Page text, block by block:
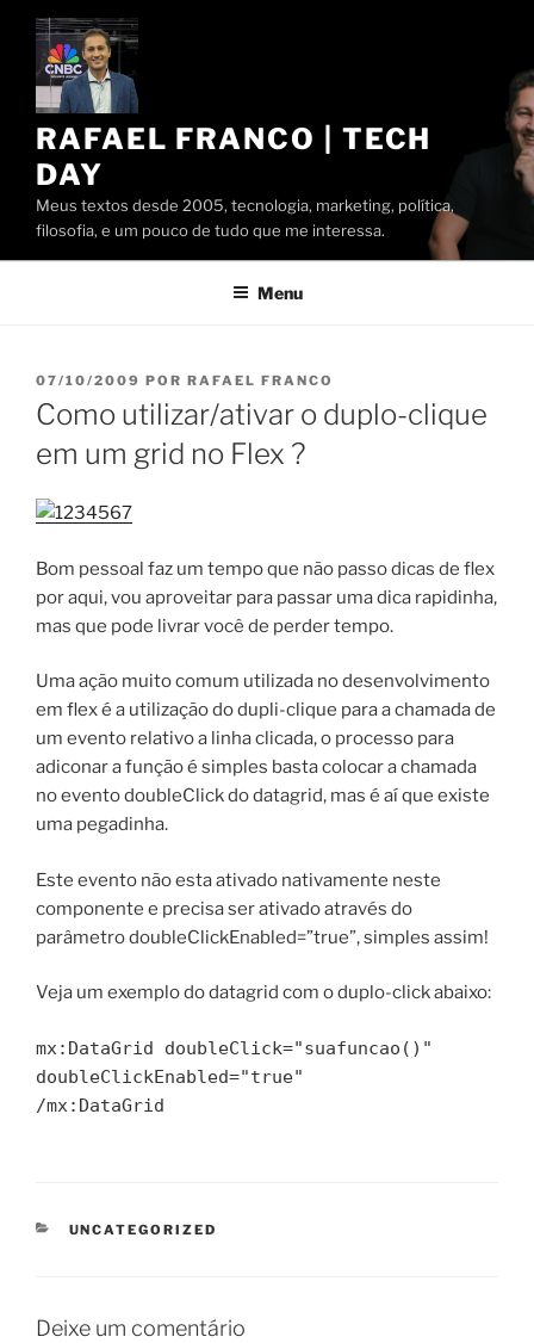
Pular
conteúdo
RAFAEL FRANCO | TECH
DAY
Meus textos desde 2005, tecnologia, marketing, política,
filosofia, e um pouco de tudo que me interessa.
Menu
PUBLICADO
EM
07/10/2009 POR RAFAEL FRANCO
Como utilizar/ativar o duplo-clique
em um grid no Flex ?
Bom pessoal faz um tempo que não passo dicas de flex
por aqui, vou aproveitar para passar uma dica rapidinha,
mas que pode livrar você de perder tempo.
Uma ação muito comum utilizada no desenvolvimento
em flex é a utilização do dupli-clique para a chamada de
um evento relativo a linha clicada, o processo para
adiconar a função é simples basta colocar a chamada
no evento doubleClick do datagrid, mas é aí que existe
uma pegadinha.
Este evento não esta ativado nativamente neste
componente e precisa ser ativado através do
parâmetro doubleClickEnabled=”true”, simples assim!
Veja um exemplo do datagrid com o duplo-click abaixo:
mx:DataGrid doubleClick="suafuncao()"
doubleClickEnabled="true"
/mx:DataGrid
CATEGORIAS
UNCATEGORIZED
Deixe um comentário